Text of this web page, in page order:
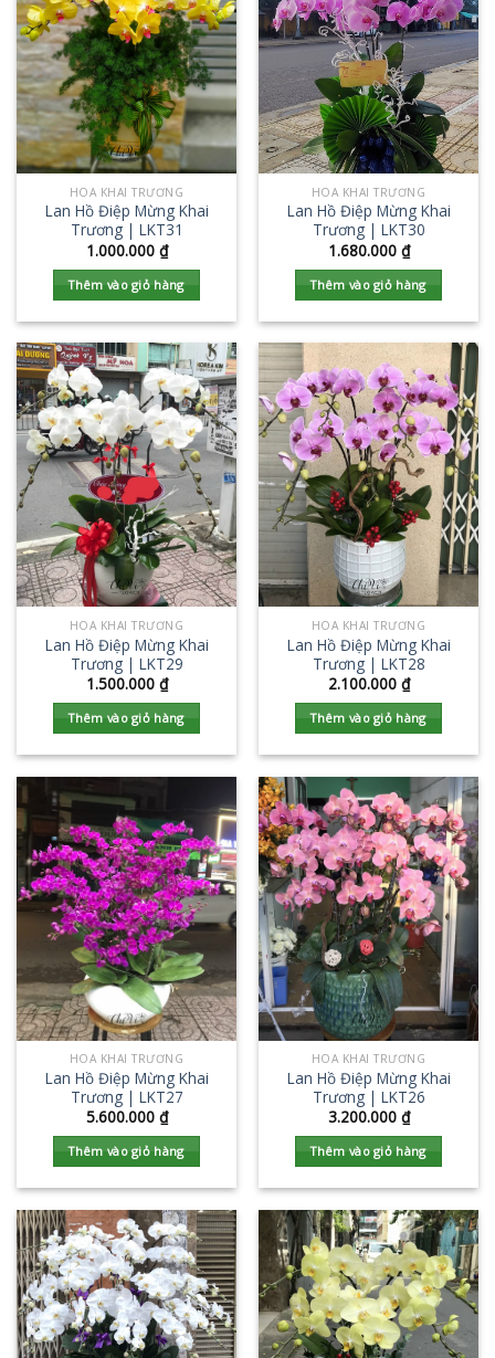
HOA KHAI TRƯƠNG
Lan Hồ Điệp Mừng Khai
Trương | LKT31
1.000.000 ₫
Thêm vào giỏ hàng
HOA KHAI TRƯƠNG
Lan Hồ Điệp Mừng Khai
Trương | LKT30
1.680.000 ₫
Thêm vào giỏ hàng
HOA KHAI TRƯƠNG
Lan Hồ Điệp Mừng Khai
Trương | LKT29
1.500.000 ₫
Thêm vào giỏ hàng
HOA KHAI TRƯƠNG
Lan Hồ Điệp Mừng Khai
Trương | LKT28
2.100.000 ₫
Thêm vào giỏ hàng
HOA KHAI TRƯƠNG
Lan Hồ Điệp Mừng Khai
Trương | LKT27
5.600.000 ₫
Thêm vào giỏ hàng
HOA KHAI TRƯƠNG
Lan Hồ Điệp Mừng Khai
Trương | LKT26
3.200.000 ₫
Thêm vào giỏ hàng